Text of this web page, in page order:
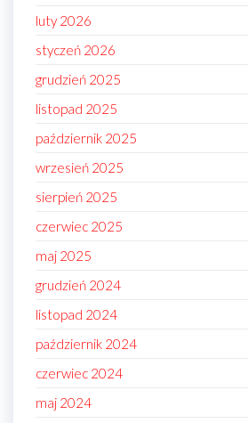
luty 2026
styczeń 2026
grudzień 2025
listopad 2025
październik 2025
wrzesień 2025
sierpień 2025
czerwiec 2025
maj 2025
grudzień 2024
listopad 2024
październik 2024
czerwiec 2024
maj 2024